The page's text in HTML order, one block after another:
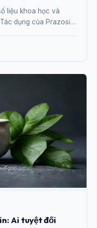
liệu khoa học và
dụng của Prazosin
Ai tuyệt đối